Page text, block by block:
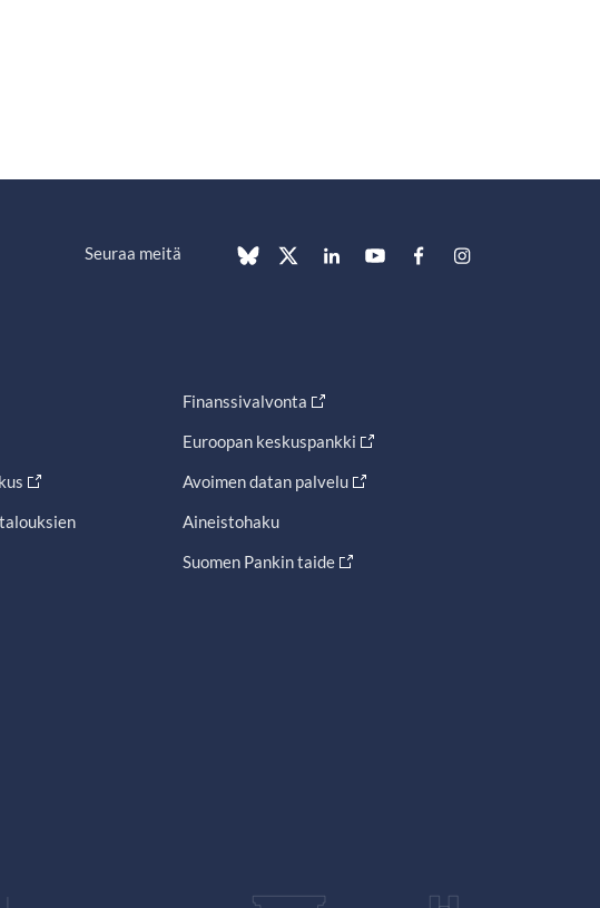
Seuraa meitä
Finanssivalvonta
Euroopan keskuspankki
Avoimen datan palvelu
Aineistohaku
Suomen Pankin taide